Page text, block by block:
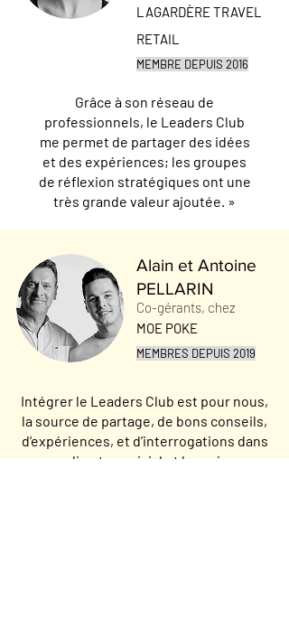
LAGARDÈRE TRAVEL
RETAIL
MEMBRE DEPUIS 2016
Grâce à son réseau de
professionnels, le Leaders Club
me permet de partager des idées
et des expériences; les groupes
de réflexion stratégiques ont une
très grande valeur ajoutée. »
Alain et Antoine
PELLARIN
Co-gérants, chez
MOE POKE
MEMBRES DEPUIS 2019
Intégrer le Leaders Club est pour nous,
la source de partage, de bons conseils,
d’expériences, et d’interrogations dans
un climat convivial et humain. »